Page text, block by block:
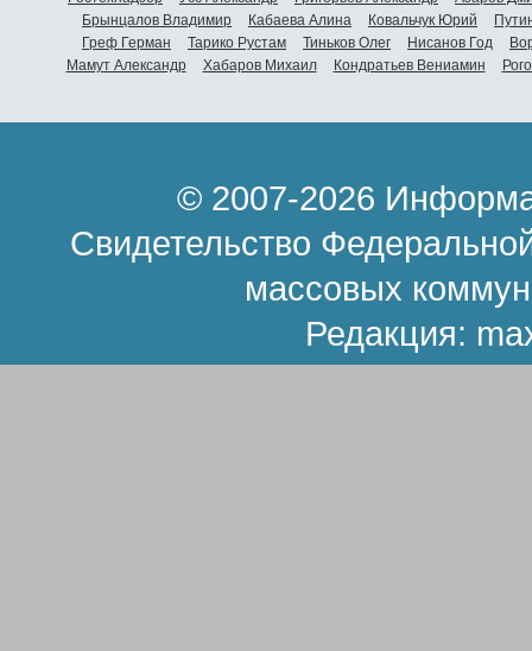
Брынцалов Владимир
Кабаева Алина Ковальчук Юрий
Греф Герман
Тарико Рустам Тиньков Олег Нисанов Год
Мамут Александр
Хабаров Михаил Кондратьев Вениамин
© 2007-2026
Свидетельство
массовых
Редакция: